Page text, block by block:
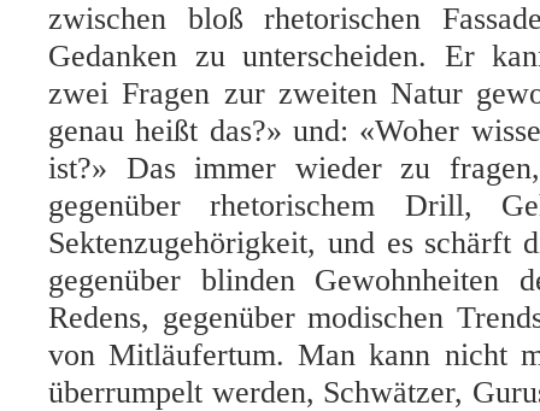
zwischen bloß rhetorischen
Gedanken zu unterscheiden. Er
zwei Fragen zur zweiten Natur
genau heißt das?» und: «Woher
ist?» Das immer wieder zu
gegenüber rhetorischem Drill,
Sektenzugehörigkeit, und es schärft
gegenüber blinden Gewohnheiten
Redens, gegenüber modischen
von Mitläufertum. Man kann nicht
überrumpelt werden, Schwätzer,